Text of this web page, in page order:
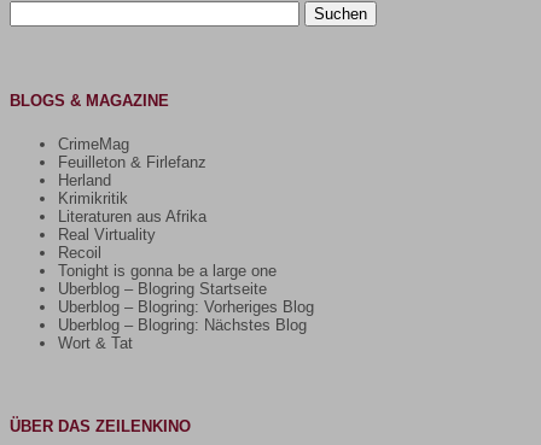
nach:
BLOGS & MAGAZINE
CrimeMag
Feuilleton & Firlefanz
Herland
Krimikritik
Literaturen aus Afrika
Real Virtuality
Recoil
Tonight is gonna be a large one
Uberblog – Blogring Startseite
Uberblog – Blogring: Vorheriges Blog
Uberblog – Blogring: Nächstes Blog
Wort & Tat
ÜBER DAS ZEILENKINO